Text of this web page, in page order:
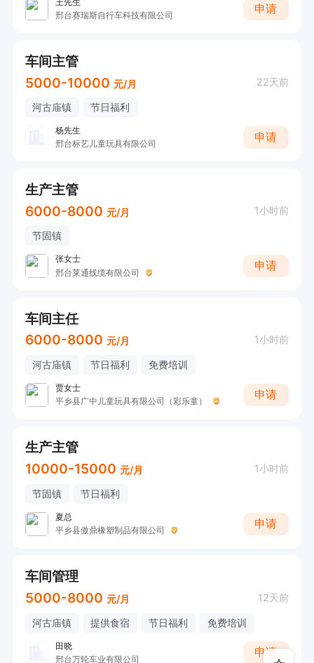
邢台赛瑞斯自行车科技有限公司
申请
车间主管
5000-10000 元/月 22天前
河古庙镇 节日福利
杨先生
邢台标艺儿童玩具有限公司
申请
生产主管
6000-8000 元/月 1小时前
节固镇
张女士
邢台莱通线缆有限公司
申请
车间主任
6000-8000 元/月 1小时前
河古庙镇 节日福利 免费培训
贾女士
平乡县广中儿童玩具有限公司（彩乐童）
申请
生产主管
10000-15000 元/月 1小时前
节固镇 节日福利
夏总
平乡县傲鼎橡塑制品有限公司
申请
车间管理
5000-8000 元/月 12天前
河古庙镇 提供食宿 节日福利 免费培训
田晓
邢台万轮车业有限公司
申请